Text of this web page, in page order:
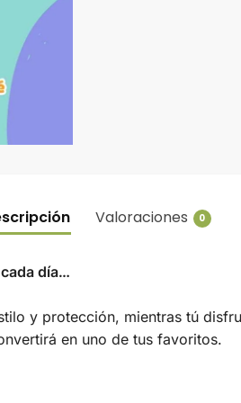
Valoraciones 0
día…
y protección, mientras tú
en uno de tus favoritos.